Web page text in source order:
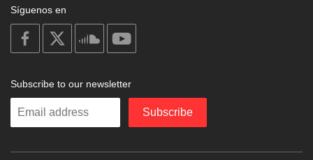
Síguenos en
on
facebook
soundcloud
Subscribe to our newsletter
Enter
Subscribe